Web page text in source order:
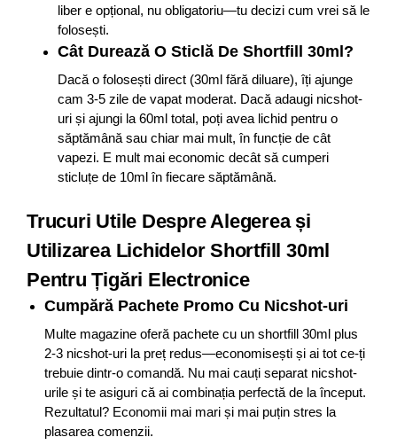
liber e opțional, nu obligatoriu—tu decizi cum vrei să le
folosești.
Cât Durează O Sticlă De Shortfill 30ml?
Dacă o folosești direct (30ml fără diluare), îți ajunge
cam 3-5 zile de vapat moderat. Dacă adaugi nicshot-
uri și ajungi la 60ml total, poți avea lichid pentru o
săptămână sau chiar mai mult, în funcție de cât
vapezi. E mult mai economic decât să cumperi
sticluțe de 10ml în fiecare săptămână.
Trucuri Utile Despre Alegerea și
Utilizarea Lichidelor Shortfill 30ml
Pentru Țigări Electronice
Cumpără Pachete Promo Cu Nicshot-uri
Multe magazine oferă pachete cu un shortfill 30ml plus
2-3 nicshot-uri la preț redus—economisești și ai tot ce-ți
trebuie dintr-o comandă. Nu mai cauți separat nicshot-
urile și te asiguri că ai combinația perfectă de la început.
Rezultatul? Economii mai mari și mai puțin stres la
plasarea comenzii.